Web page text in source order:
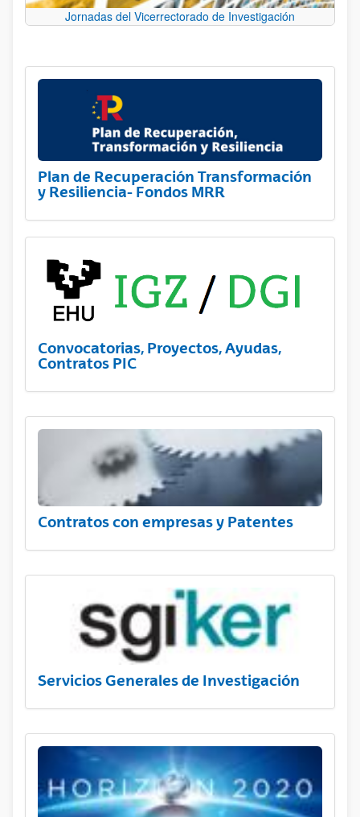
Jornadas del Vicerrectorado de Investigación
Plan de Recuperación Transformación
y Resiliencia- Fondos MRR
Convocatorias, Proyectos, Ayudas,
Contratos PIC
Contratos con empresas y Patentes
Servicios Generales de Investigación